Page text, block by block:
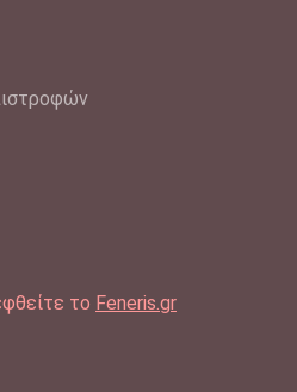
το Feneris.gr